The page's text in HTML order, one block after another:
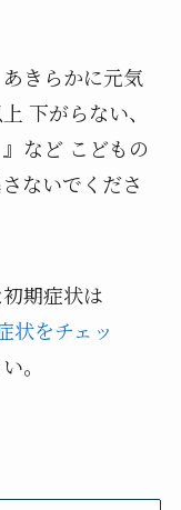
きらかに元気
下がらない、
など こどもの
ないでくださ
期症状は
状をチェッ
。